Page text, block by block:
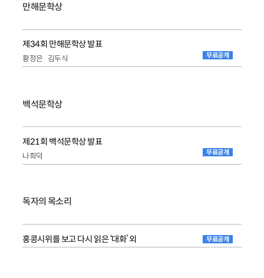
만해문학상
제34회 만해문학상 발표
황정은 김두식 무료공개
백석문학상
제21회 백석문학상 발표
나희덕 무료공개
독자의 목소리
홍콩시위를 보고 다시 읽은 ‘대화’ 외 무료공개